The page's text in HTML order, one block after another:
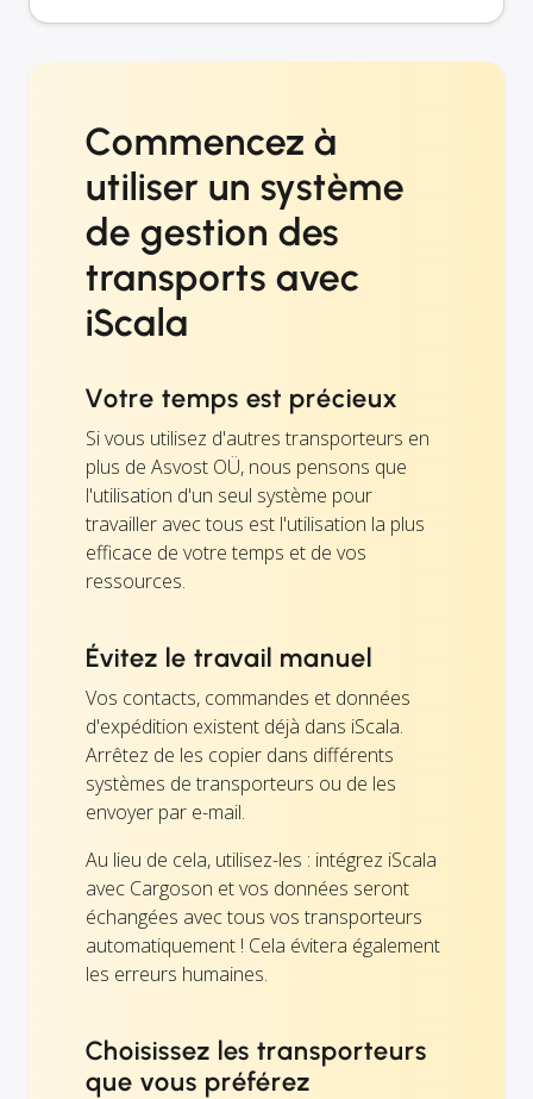
Commencez à
utiliser un système
de gestion des
transports avec
iScala
Votre temps est précieux
Si vous utilisez d'autres transporteurs en
plus de Asvost OÜ, nous pensons que
l'utilisation d'un seul système pour
travailler avec tous est l'utilisation la plus
efficace de votre temps et de vos
ressources.
Évitez le travail manuel
Vos contacts, commandes et données
d'expédition existent déjà dans iScala.
Arrêtez de les copier dans différents
systèmes de transporteurs ou de les
envoyer par e-mail.
Au lieu de cela, utilisez-les : intégrez iScala
avec Cargoson et vos données seront
échangées avec tous vos transporteurs
automatiquement ! Cela évitera également
les erreurs humaines.
Choisissez les transporteurs
que vous préférez